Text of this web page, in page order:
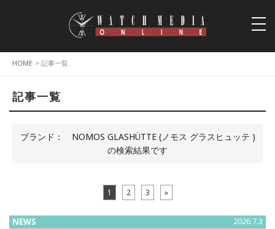
HOME > 記事一覧
記事一覧
ブランド：
NOMOS GLASHÜTTE (ノモス グラスヒュッテ )
の検索結果です
1 2 3 »
NEWS 2026.7.3